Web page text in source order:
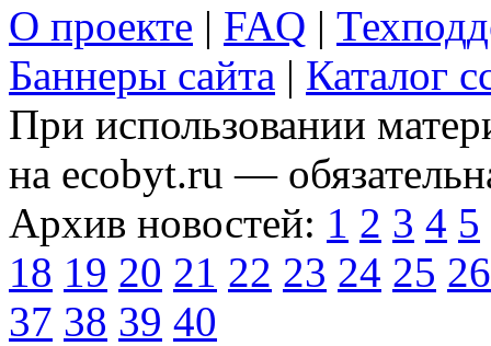
О проекте | FAQ |
Баннеры сайта | Каталог
При использовании
на ecobyt.ru —
Архив новостей: 1 2 3 4 5
18 19 20 21 22 23 24 25 26
37 38 39 40